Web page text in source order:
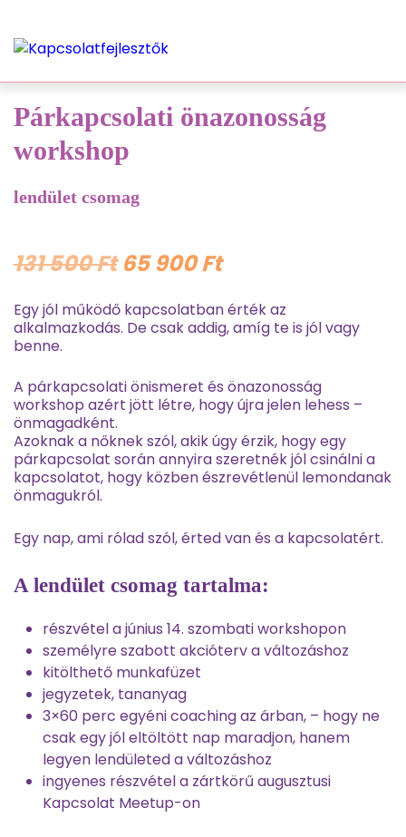
Párkapcsolati önazonosság
workshop
lendület csomag
131 500Ft Original
price
was:
131
500 Ft.
65 900FtCurrent
price
is:
65
900 Ft.
Egy jól működő kapcsolatban érték az
alkalmazkodás. De csak addig, amíg te is jól vagy
benne.
A párkapcsolati önismeret és önazonosság
workshop azért jött létre, hogy újra jelen lehess –
önmagadként.
Azoknak a nőknek szól, akik úgy érzik, hogy egy
párkapcsolat során annyira szeretnék jól csinálni a
kapcsolatot, hogy közben észrevétlenül lemondanak
önmagukról.
Egy nap, ami rólad szól, érted van és a kapcsolatért.
A lendület csomag tartalma:
részvétel a június 14. szombati workshopon
személyre szabott akcióterv a változáshoz
kitölthető munkafüzet
jegyzetek, tananyag
3×60 perc egyéni coaching az árban, – hogy ne
csak egy jól eltöltött nap maradjon, hanem
legyen lendületed a változáshoz
ingyenes részvétel a zártkörű augusztusi
Kapcsolat Meetup-on